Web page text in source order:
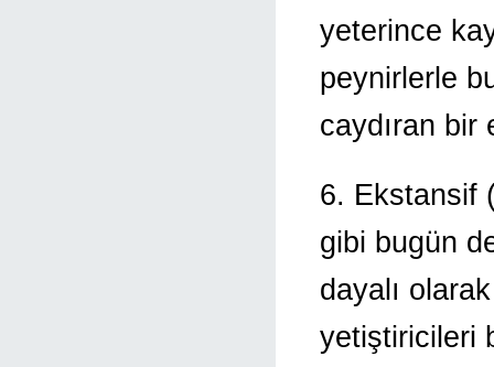
yeterince
peynirlerle
caydıran bir
6. Ekstansif
gibi bugün
dayalı
yetiştiricileri